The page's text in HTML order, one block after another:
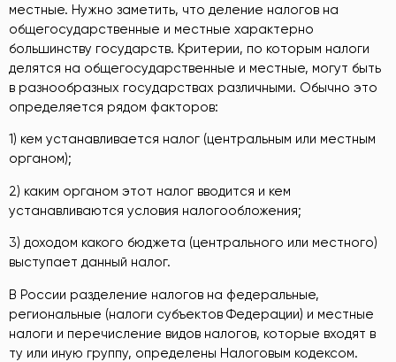
местные. Нужно заметить, что деление налогов на
общегосударственные и местные характерно
большинству государств. Критерии, по которым налоги
делятся на общегосударственные и местные, могут быть
в разнообразных государствах различными. Обычно это
определяется рядом факторов:
1) кем устанавливается налог (центральным или местным
органом);
2) каким органом этот налог вводится и кем
устанавливаются условия налогообложения;
3) доходом какого бюджета (центрального или местного)
выступает данный налог.
В России разделение налогов на федеральные,
региональные (налоги субъектов Федерации) и местные
налоги и перечисление видов налогов, которые входят в
ту или иную группу, определены Налоговым кодексом.